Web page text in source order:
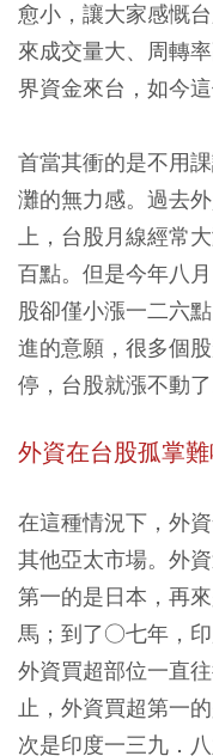
愈小，讓大家感慨
來成交量大、周轉
界資金來台，如今這
首當其衝的是不用
灘的無力感。過去
上，台股月線經常
百點。但是今年八
股卻僅小漲一二六
進的意願，很多個
停，台股就漲不動了
外資在台股孤掌
在這種情況下，外
其他亞太市場。外
第一的是日本，再
馬；到了○七年，
外資買超部位一直
止，外資買超第一
次是印度一三九．